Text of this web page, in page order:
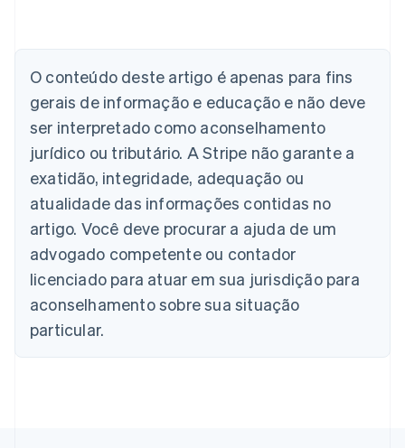
O conteúdo deste artigo é apenas para fins
gerais de informação e educação e não deve
ser interpretado como aconselhamento
jurídico ou tributário. A Stripe não garante a
exatidão, integridade, adequação ou
atualidade das informações contidas no
artigo. Você deve procurar a ajuda de um
advogado competente ou contador
licenciado para atuar em sua jurisdição para
aconselhamento sobre sua situação
particular.
Austrália
Áustria
DeutschEnglish
Bélgica
English
Brasil
Português English
Bulgária
English
Canadá
English Français
China continental
简体中文 English
Chipre
Croácia